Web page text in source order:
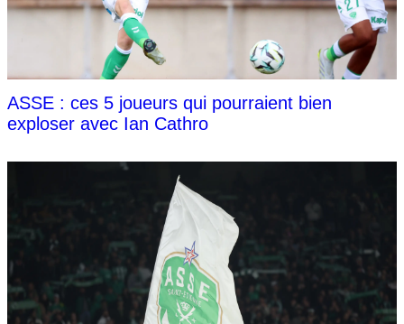
ASSE : ces 5 joueurs qui pourraient bien
exploser avec Ian Cathro